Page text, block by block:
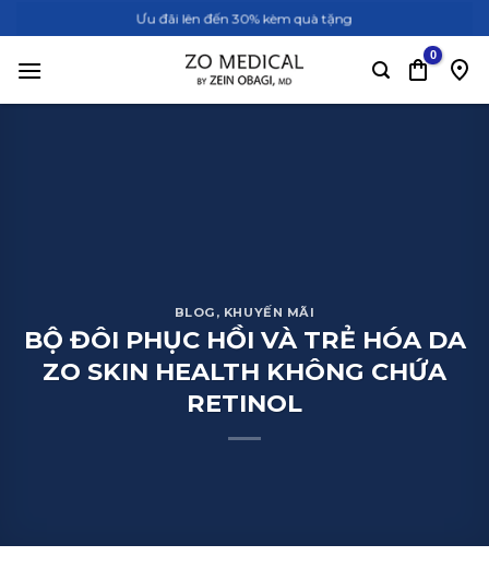
qua
nội
Ưu đãi lên đến 30% kèm quà tặng
BLOG , KHUYẾN MÃI
BỘ ĐÔI PHỤC HỒI VÀ TRẺ HÓA DA
ZO SKIN HEALTH KHÔNG CHỨA
RETINOL